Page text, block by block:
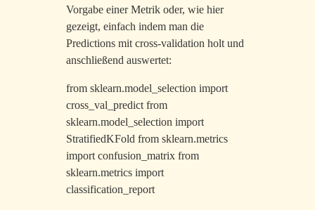
Vorgabe einer Metrik oder, wie hier
gezeigt, einfach indem man die
Predictions mit cross-validation holt und
anschließend auswertet:
from sklearn.model_selection import
cross_val_predict from
sklearn.model_selection import
StratifiedKFold from sklearn.metrics
import confusion_matrix from
sklearn.metrics import
classification_report